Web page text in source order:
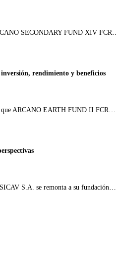
SECONDARY FUND XIV FCR…
rendimiento y beneficios
que ARCANO EARTH FUND II FCR…
S.A. se remonta a su fundación…